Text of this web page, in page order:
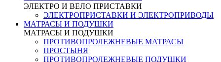
ЭЛЕКТРО И ВЕЛО ПРИСТАВКИ
ЭЛЕКТРОПРИСТАВКИ И ЭЛЕКТРОПРИВОДЫ
МАТРАСЫ И ПОДУШКИ
МАТРАСЫ И ПОДУШКИ
ПРОТИВОПРОЛЕЖНЕВЫЕ МАТРАСЫ
ПРОСТЫНЯ
ПРОТИВОПРОЛЕЖНЕВЫЕ ПОДУШКИ